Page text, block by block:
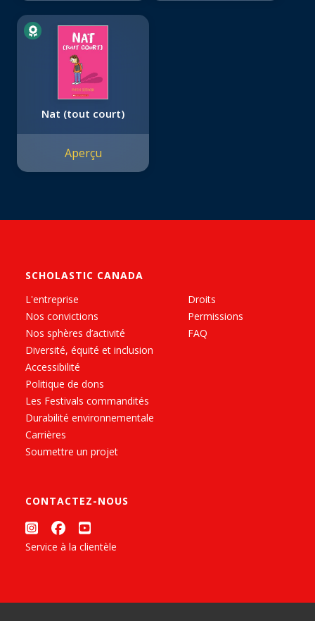
Nat (tout court)
Aperçu
SCHOLASTIC CANADA
L'entreprise
Nos convictions
Nos sphères d’activité
Diversité, équité et inclusion
Accessibilité
Politique de dons
Les Festivals commandités
Durabilité environnementale
Carrières
Soumettre un projet
Droits
Permissions
FAQ
CONTACTEZ-NOUS
Service à la clientèle